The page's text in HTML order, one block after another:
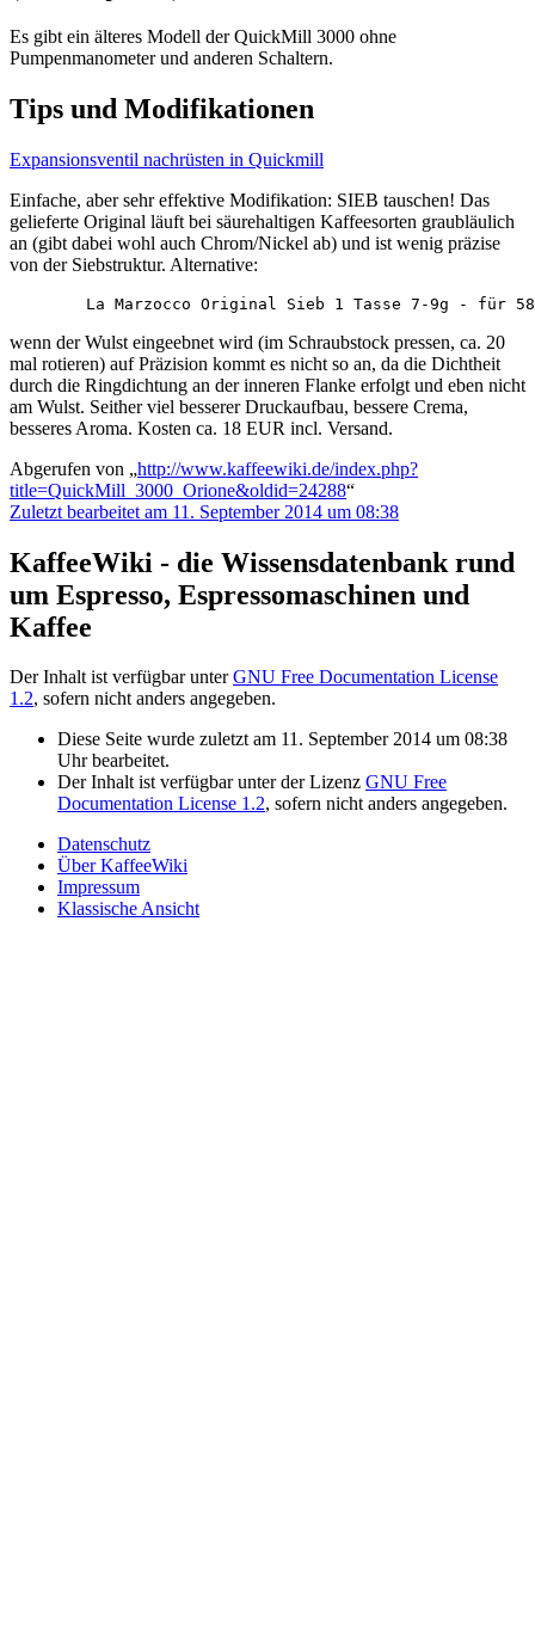
Es gibt ein älteres Modell der QuickMill 3000 ohne
Pumpenmanometer und anderen Schaltern.
Tips und Modifikationen
Expansionsventil nachrüsten in Quickmill
Einfache, aber sehr effektive Modifikation: SIEB tauschen! Das
gelieferte Original läuft bei säurehaltigen Kaffeesorten graubläulich
an (gibt dabei wohl auch Chrom/Nickel ab) und ist wenig präzise
von der Siebstruktur. Alternative:
wenn der Wulst eingeebnet wird (im Schraubstock pressen, ca. 20
mal rotieren) auf Präzision kommt es nicht so an, da die Dichtheit
durch die Ringdichtung an der inneren Flanke erfolgt und eben nicht
am Wulst. Seither viel besserer Druckaufbau, bessere Crema,
besseres Aroma. Kosten ca. 18 EUR incl. Versand.
Abgerufen von „http://www.kaffeewiki.de/index.php?
title=QuickMill_3000_Orione&oldid=24288“
Zuletzt bearbeitet am 11. September 2014 um 08:38
KaffeeWiki - die Wissensdatenbank rund
um Espresso, Espressomaschinen und
Kaffee
Der Inhalt ist verfügbar unterGNU Free Documentation License
1.2, sofern nicht anders angegeben.
Diese Seite wurde zuletzt am 11. September 2014 um 08:38
Uhr bearbeitet.
Der Inhalt ist verfügbar unter der Lizenz GNU Free
Documentation License 1.2, sofern nicht anders angegeben.
Datenschutz
Über KaffeeWiki
Impressum
Klassische Ansicht